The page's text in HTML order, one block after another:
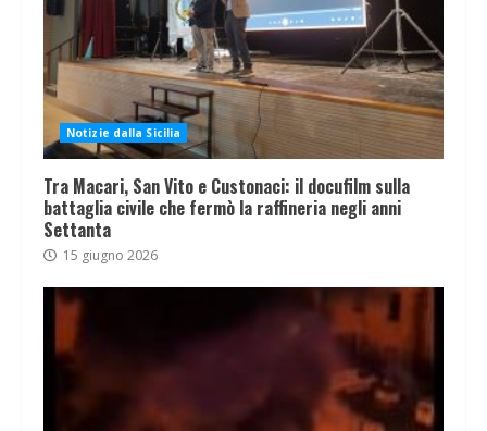
Notizie dalla Sicilia
Tra Macari, San Vito e Custonaci: il docufilm sulla
battaglia civile che fermò la raffineria negli anni
Settanta
15 giugno 2026